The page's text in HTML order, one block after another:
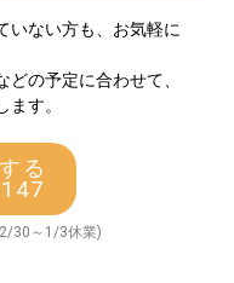
いない方も、お気軽に
の予定に合わせて、
す。
る
30～1/3休業)